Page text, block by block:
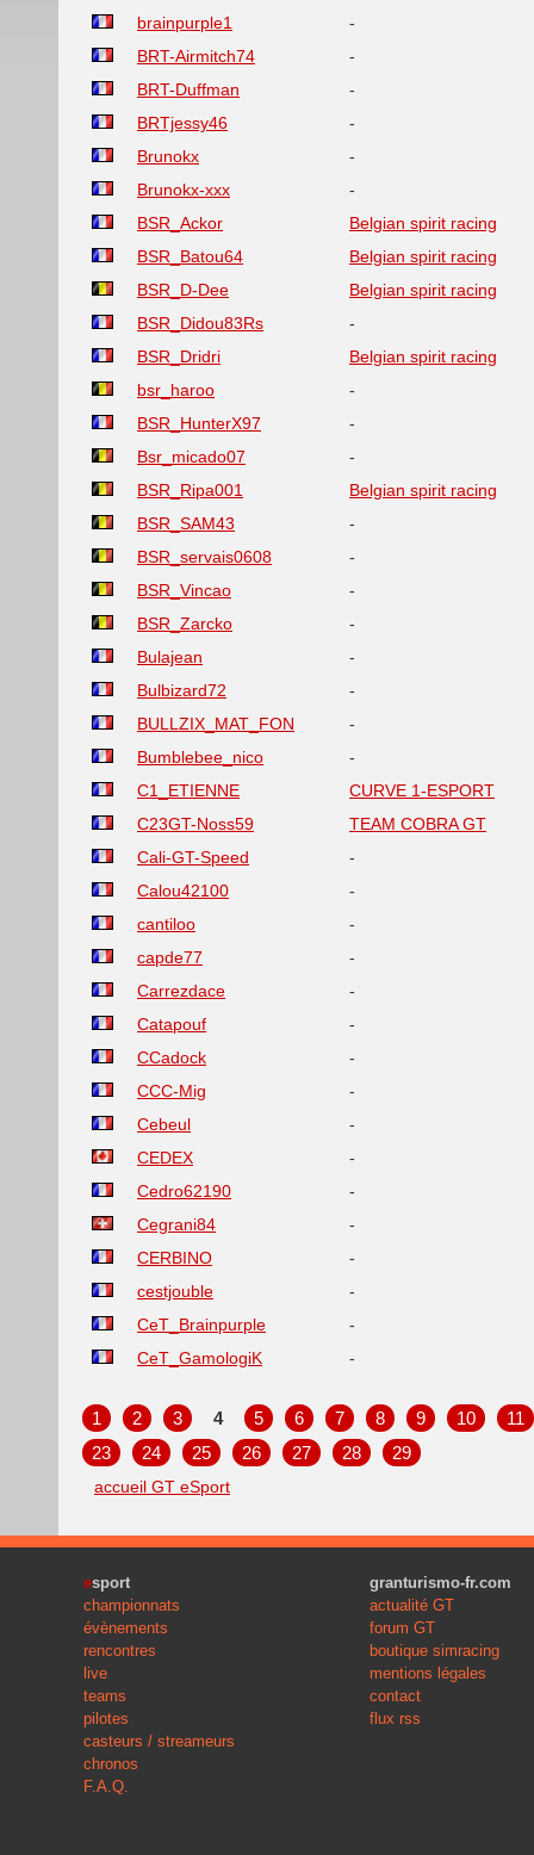
brainpurple1
-
BRT-Airmitch74
-
BRT-Duffman
-
BRTjessy46
-
Brunokx
-
Brunokx-xxx
-
BSR_Ackor
Belgian spirit racing
BSR_Batou64
Belgian spirit racing
BSR_D-Dee
Belgian spirit racing
BSR_Didou83Rs
-
BSR_Dridri
Belgian spirit racing
bsr_haroo
-
BSR_HunterX97
-
Bsr_micado07
-
BSR_Ripa001
Belgian spirit racing
BSR_SAM43
-
BSR_servais0608
-
BSR_Vincao
-
BSR_Zarcko
-
Bulajean
-
Bulbizard72
-
BULLZIX_MAT_FON
-
Bumblebee_nico
-
C1_ETIENNE
CURVE 1-ESPORT
C23GT-Noss59
TEAM COBRA GT
Cali-GT-Speed
-
Calou42100
-
cantiloo
-
capde77
-
Carrezdace
-
Catapouf
-
CCadock
-
CCC-Mig
-
Cebeul
-
CEDEX
-
Cedro62190
-
Cegrani84
-
CERBINO
-
cestjouble
-
CeT_Brainpurple
-
CeT_GamologiK
-
1 2 3 4 5 6 7 8 9 10
11
23
24 25 26 27 28 29
accueil GT eSport
esport
championnats
évènements
rencontres
live
teams
pilotes
casteurs / streameurs
chronos
F.A.Q.
granturismo-fr.com
actualité GT
forum GT
boutique simracing
mentions légales
contact
flux rss